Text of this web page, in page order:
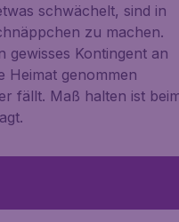
schwächelt, sind in
zu machen.
gewisses Kontingent an
Heimat genommen
fällt. Maß halten ist